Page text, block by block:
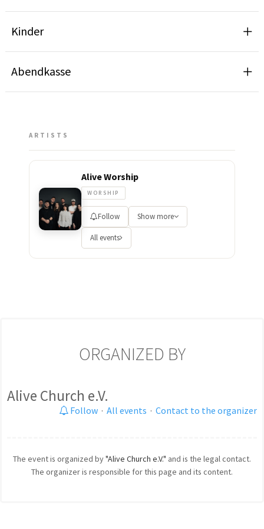
Kinder
Abendkasse
ARTISTS
Alive Worship
WORSHIP
Follow Show more
All events
ORGANIZED BY
Alive Church e.V.
Follow · All events · Contact to the organizer
The event is organized by"Alive Church e.V." and is the legal contact.
The organizer is responsible for this page and its content.